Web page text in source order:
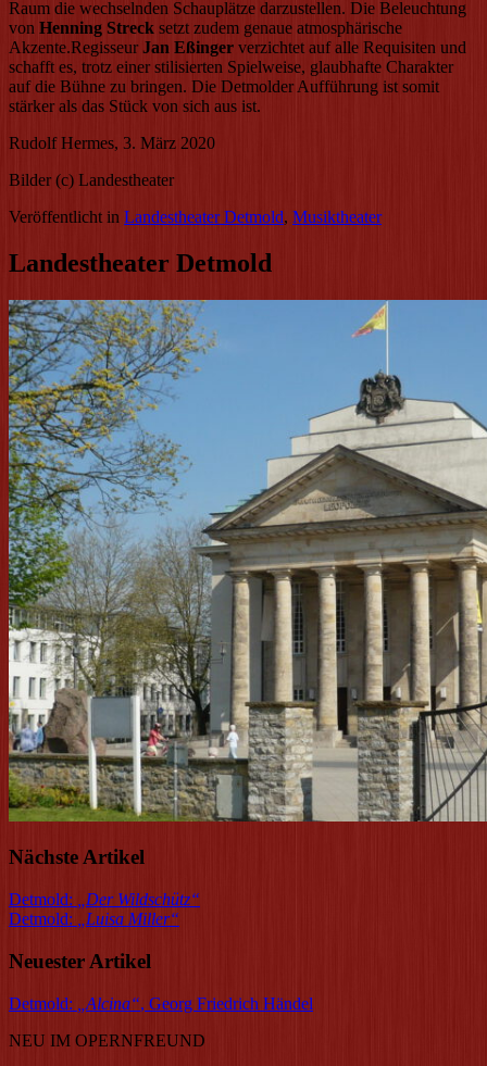
Raum die wechselnden Schauplätze darzustellen. Die Beleuchtung
von Henning Streck setzt zudem genaue atmosphärische
Akzente.Regisseur Jan Eßinger verzichtet auf alle Requisiten und
schafft es, trotz einer stilisierten Spielweise, glaubhafte Charakter
auf die Bühne zu bringen. Die Detmolder Aufführung ist somit
stärker als das Stück von sich aus ist.
Rudolf Hermes, 3. März 2020
Bilder (c) Landestheater
Veröffentlicht in Landestheater Detmold, Musiktheater
Landestheater Detmold
Nächste Artikel
Detmold: Der Wildschütz“
Detmold:
Luisa Miller“
Neuester Artikel
Detmold: „Alcina“, Georg Friedrich Händel
NEU IM OPERNFREUND